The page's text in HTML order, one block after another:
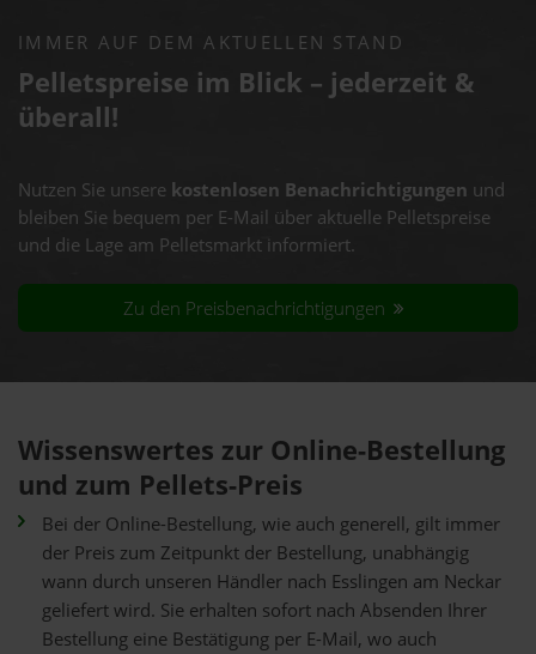
IMMER AUF DEM AKTUELLEN STAND
Pelletspreise im Blick – jederzeit &
überall!
Nutzen Sie unsere kostenlosen Benachrichtigungen und
bleiben Sie bequem per E-Mail über aktuelle Pelletspreise
und die Lage am Pelletsmarkt informiert.
Zu den Preisbenachrichtigungen
Wissenswertes zur Online-Bestellung
und zum Pellets-Preis
Bei der Online-Bestellung, wie auch generell, gilt immer
der Preis zum Zeitpunkt der Bestellung, unabhängig
wann durch unseren Händler nach Esslingen am Neckar
geliefert wird. Sie erhalten sofort nach Absenden Ihrer
Bestellung eine Bestätigung per E-Mail, wo auch